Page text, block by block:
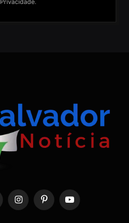
Privacidade.
InstagramPinterestYouTube